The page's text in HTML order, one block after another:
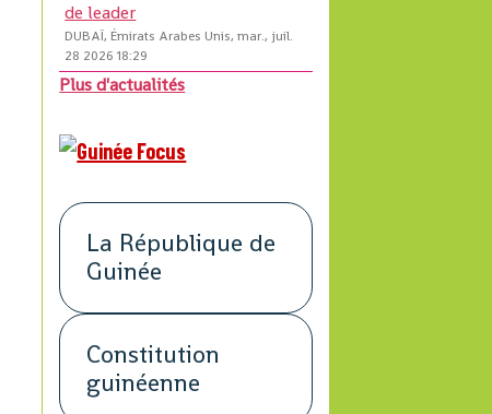
de leader
DUBAÏ, Émirats Arabes Unis, mar., juil.
28 2026 18:29
Plus d'actualités
La République de
Guinée
Constitution
guinéenne